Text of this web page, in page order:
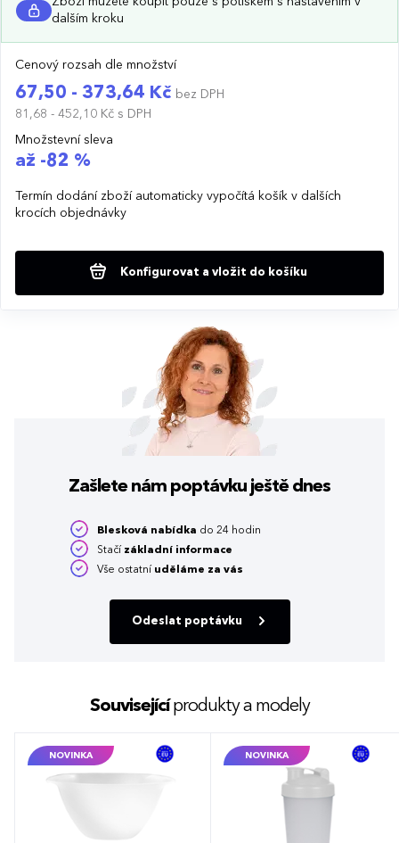
dalším kroku
Cenový rozsah dle množství
67,50 - 373,64 Kč bez DPH
81,68 - 452,10 Kč s DPH
Množstevní sleva
až -82 %
Termín dodání zboží automaticky vypočítá košík v dalších
krocích objednávky
Konfigurovat a vložit do košíku
Zašlete nám poptávku ještě dnes
Blesková nabídka do 24 hodin
Stačí základní informace
Vše ostatní uděláme za vás
Odeslat poptávku
Souvisejícíprodukty a modely
NOVINKA NOVINKA